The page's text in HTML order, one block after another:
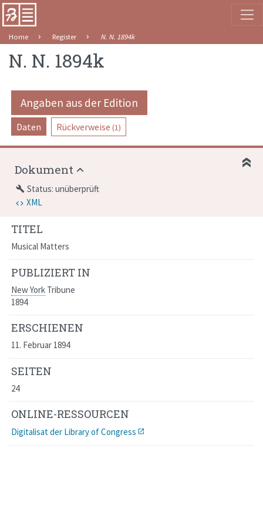
Home Register N. N. 1894k
N. N. 1894k
Angaben aus der Edition
Daten Rückverweise (1)
TITEL
Musical Matters
PUBLIZIERT IN
New YorkTribune
1894
ERSCHIENEN
11. Februar 1894
SEITEN
24
ONLINE-RESSOURCEN
Digitalisat der Library of Congress
Dokument
build Status: unüberprüft
XML